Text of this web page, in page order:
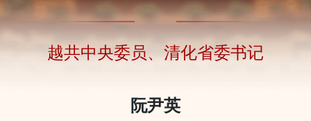
越共中央委员、清化省委书记
阮尹英